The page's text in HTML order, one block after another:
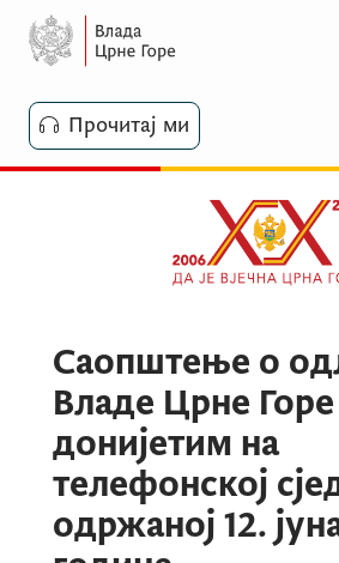
Прочитај ми
Саопштење о
Владе Црне Горе
донијетим на
телефонској
одржаној 12.